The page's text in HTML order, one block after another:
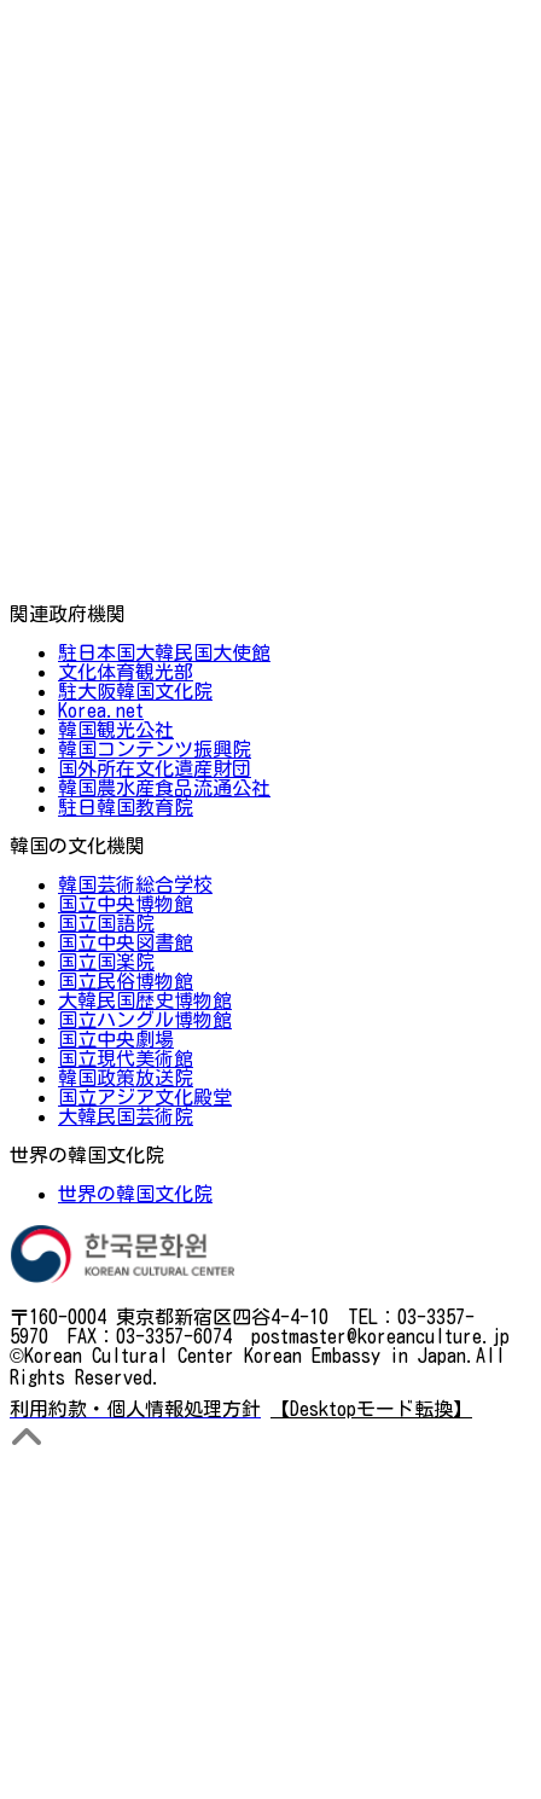
関連政府機関
駐日本国大韓民国大使館
文化体育観光部
駐大阪韓国文化院
Korea.net
韓国観光公社
韓国コンテンツ振興院
国外所在文化遺産財団
韓国農水産食品流通公社
駐日韓国教育院
韓国の文化機関
韓国芸術総合学校
国立中央博物館
国立国語院
国立中央図書館
国立国楽院
国立民俗博物館
大韓民国歴史博物館
国立ハングル博物館
国立中央劇場
国立現代美術館
韓国政策放送院
国立アジア文化殿堂
大韓民国芸術院
世界の韓国文化院
世界の韓国文化院
〒160-0004 東京都新宿区四谷4-4-10 TEL：03-3357-
5970 FAX：03-3357-6074 postmaster@koreanculture.jp
©Korean Cultural Center Korean Embassy in Japan.All
Rights Reserved.
利用約款・個人情報処理方針
【Desktopモード転換】